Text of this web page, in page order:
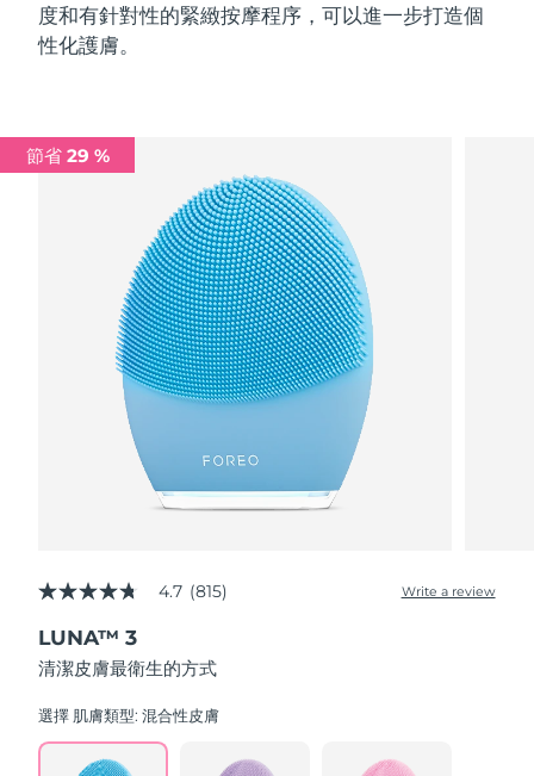
度和有針對性的緊緻按摩程序，可以進一步打造個
性化護膚。
節省 29 %
4.7
of
5
stars,
rating
Read
4.7 (815) Write a review
LUNA™ 3
清潔皮膚最衛生的方式
選擇 肌膚類型:混合性皮膚